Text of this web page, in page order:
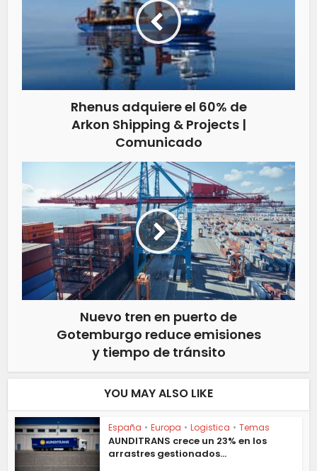
Rhenus adquiere el 60% de
Arkon Shipping & Projects |
Comunicado
Nuevo tren en puerto de
Gotemburgo reduce emisiones
y tiempo de tránsito
YOU MAY ALSO LIKE
España • Europa • Logistica • Temas
AUNDITRANS crece un 23% en los
arrastres gestionados...